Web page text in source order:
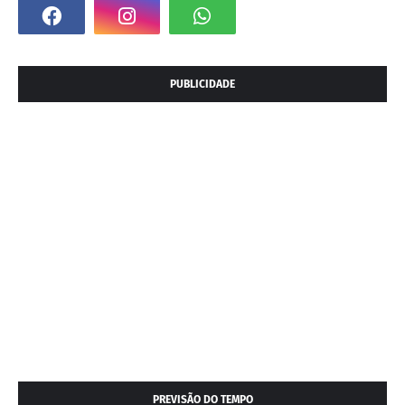
PUBLICIDADE
PREVISÃO DO TEMPO